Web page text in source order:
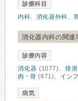
診療科目
内科、 消化器外科、
消化器内科の関連
診療内容
消化器 (1077)、 排泄
肉・骨 (871)、 イン
病気